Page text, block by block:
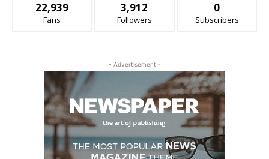
22,939
Fans
3,912
Followers
0
Subscribers
- Advertisement -